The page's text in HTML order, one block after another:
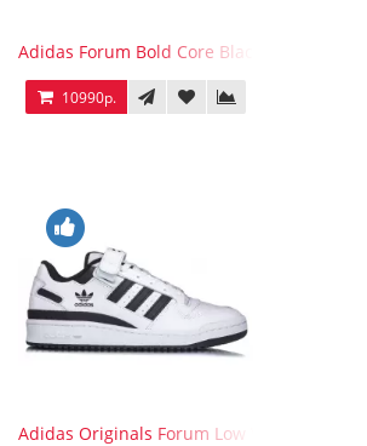
Adidas Forum Bold Core Black
10990р.
Adidas Originals Forum Low WB White Black